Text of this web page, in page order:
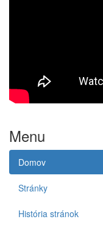
Menu
Domov
Stránky
História stránok